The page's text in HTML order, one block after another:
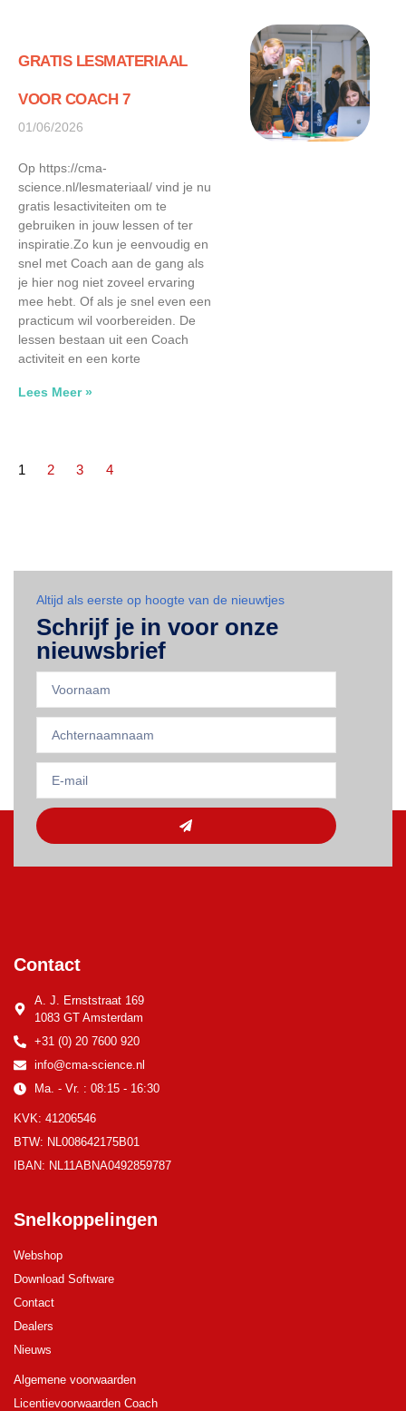
GRATIS LESMATERIAAL
VOOR COACH 7
01/06/2026
Op https://cma-
science.nl/lesmateriaal/ vind je nu
gratis lesactiviteiten om te
gebruiken in jouw lessen of ter
inspiratie.Zo kun je eenvoudig en
snel met Coach aan de gang als
je hier nog niet zoveel ervaring
mee hebt. Of als je snel even een
practicum wil voorbereiden. De
lessen bestaan uit een Coach
activiteit en een korte
Lees Meer »
1 2 3 4
Altijd als eerste op hoogte van de nieuwtjes
Schrijf je in voor onze
nieuwsbrief
Contact
A. J. Ernststraat 169
1083 GT Amsterdam
+31 (0) 20 7600 920
info@cma-science.nl
Ma. - Vr. : 08:15 - 16:30
KVK: 41206546
BTW: NL008642175B01
IBAN: NL11ABNA0492859787
Snelkoppelingen
Webshop
Download Software
Contact
Dealers
Nieuws
Algemene voorwaarden
Licentievoorwaarden Coach